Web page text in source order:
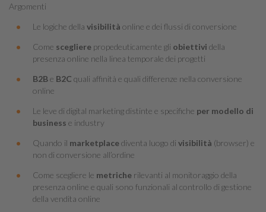
Argomenti
Le logiche della visibilità online e dei flussi di conversione
Come scegliere propedeuticamente gli obiettivi della
presenza online nella linea temporale dei progetti
B2Be B2C quali affinità e quali differenze nella conversione
online
Le leve di digital marketing distinte e specifiche per modello di
business e industry
Quando il marketplacediventa luogo di visibilità (browser) e
non di conversione all’ordine
Come scegliere le metriche rilevanti al monitoraggio della
presenza online e quali sono funzionali al controllo di gestione
della vendita online